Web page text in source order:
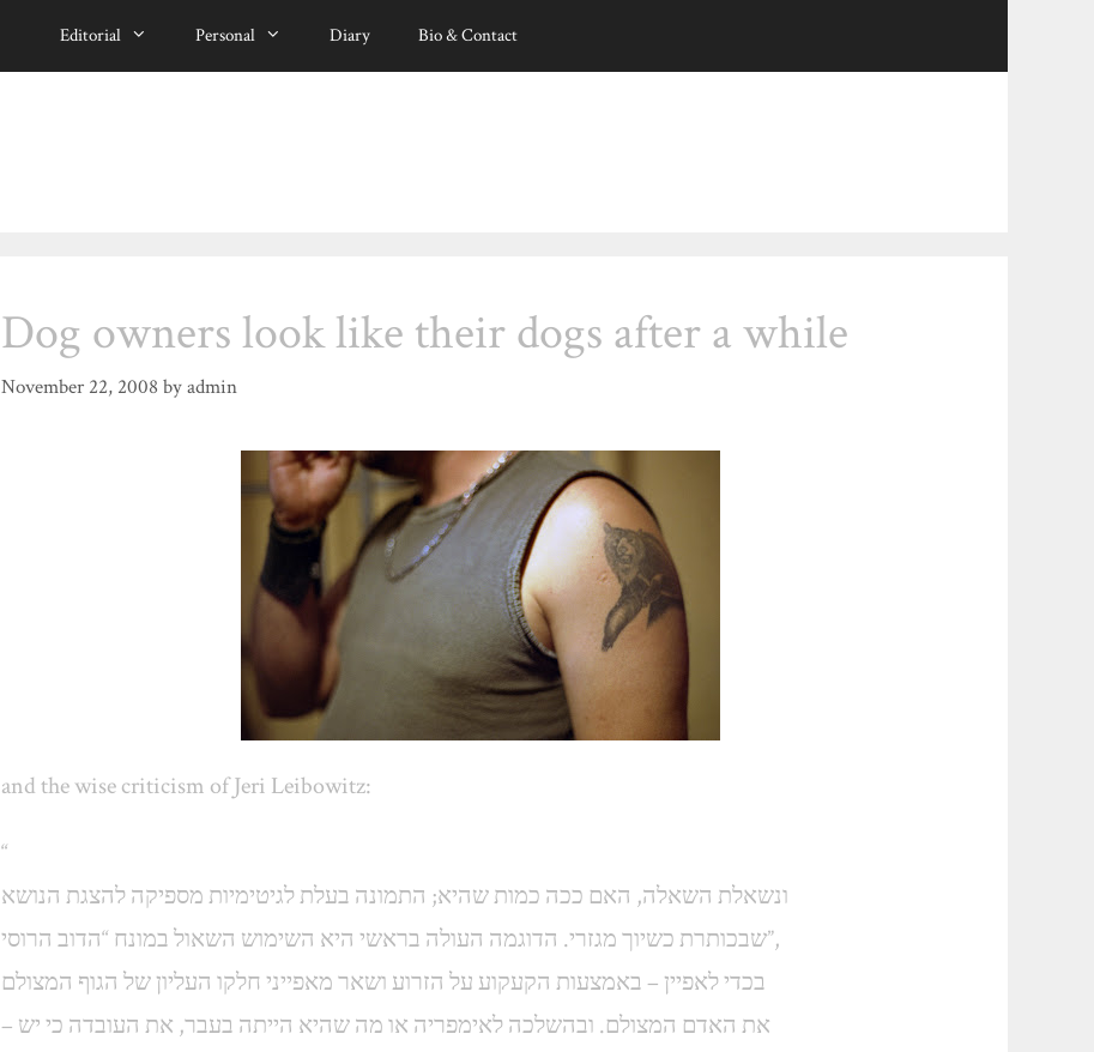
Editorial Personal Diary Bio & Contact
Dog owners look like their dogs after a while
November 22, 2008 byadmin
and the wise criticism of Jeri Leibowitz:
“
ונשאלת השאלה, האם ככה כמות שהיא; התמונה בעלת לגיטימיות מספיקה להצגת הנושא
שבכותרת כשיוך מגזרי. הדוגמה העולה בראשי היא השימוש השאול במונח “הדוב הרוסי”,
בכדי לאפיין – באמצעות הקעקוע על הזרוע ושאר מאפייני חלקו העליון של הגוף המצולם
– את האדם המצולם. ובהשלכה לאימפריה או מה שהיא הייתה בעבר, את העובדה כי יש